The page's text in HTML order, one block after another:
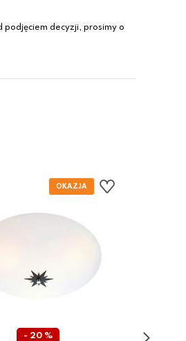
podjęciem decyzji, prosimy o
- 20 %